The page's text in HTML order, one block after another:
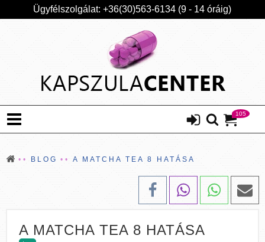
Ügyfélszolgálat: +36(30)563-6134 (9 - 14 óráig)
105
BLOG A MATCHA TEA 8 HATÁSA
A MATCHA TEA 8 HATÁSA